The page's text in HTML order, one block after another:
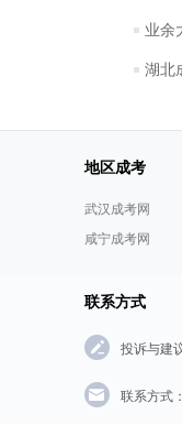
业余
湖北
地区成考
武汉成考网
咸宁成考网
联系方式
投诉与建
联系方式